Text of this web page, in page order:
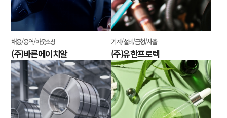
채용/용역/아웃소싱
(주)바른에이치알
기계/설비/금형/사출
(주)유한프로텍